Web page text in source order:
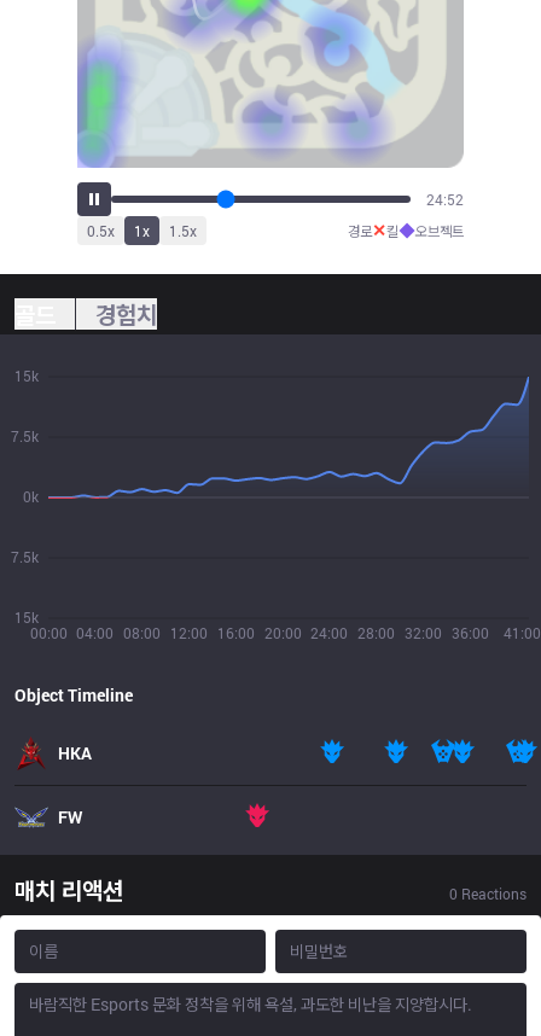
27:38
0.5x 1x 1.5x 경로✕킬◆오브젝트
경험치
00:00 04:00 08:00 12:00 16:00 20:00 24:00 28:00 32:00 36:00 41:00
15k
7.5k
0k
7.5k
15k
Object Timeline
HKA
FW
매치 리액션 0 Reactions